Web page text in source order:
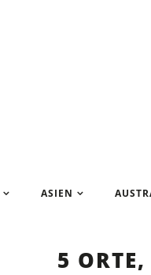
ASIEN
5